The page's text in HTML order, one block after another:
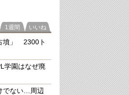
グ
1週間 いいね
墳」 2300ト
学園はなぜ廃
でない…周辺